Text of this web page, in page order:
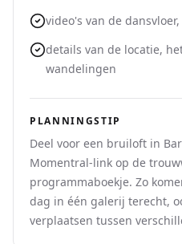
video's van de
details van de locatie,
wandelingen
PLANNINGSTIP
Deel voor een bruiloft in
Momentral-link op de
programmaboekje. Zo
dag in één galerij terecht,
verplaatsen tussen